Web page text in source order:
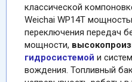
классической
Weichai WP14Т
переключения передач
мощности,
гидросистемой и
вождения. Топливный